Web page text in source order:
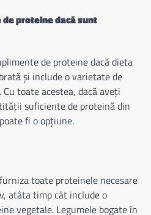
proteine ​​dacă sunt
de proteine ​​dacă dieta
și include o varietate de
toate acestea, dacă aveți
suficiente de proteină din
fi o opțiune.
toate proteinele necesare
atâta timp cât include o
​​vegetale. Legumele bogate în